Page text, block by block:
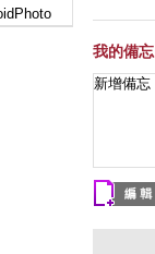
我的備忘
新增備忘